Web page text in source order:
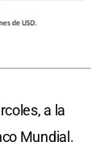
a la
Mundial.